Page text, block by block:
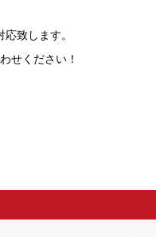
致します。
せください！